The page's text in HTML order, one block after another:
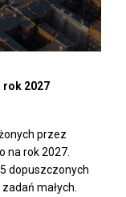
rok 2027
przez
na rok 2027.
dopuszczonych
małych.